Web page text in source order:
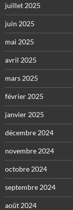
juillet 2025
juin 2025
mai 2025
avril 2025
mars 2025
février 2025
janvier 2025
décembre 2024
novembre 2024
octobre 2024
septembre 2024
août 2024